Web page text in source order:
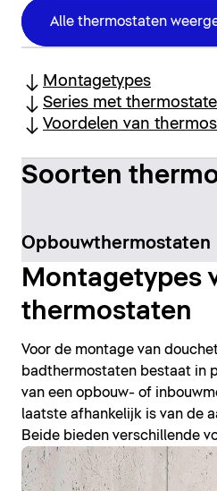
Alle thermostaten
Montagetypes
Series met
Voordelen van
Soorten
Opbouwthermostaten
Montagetypes
thermostaten
Voor de montage van
badthermostaten bestaat in
van een opbouw- of
laatste afhankelijk is van de
Beide bieden verschillende